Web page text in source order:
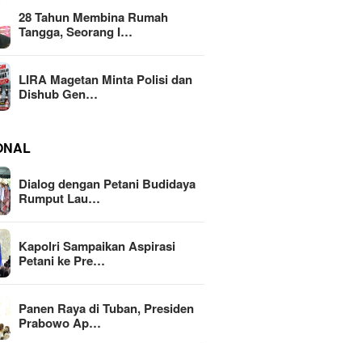
28 Tahun Membina Rumah
Tangga, Seorang I…
LIRA Magetan Minta Polisi dan
Dishub Gen…
Dialog dengan Petani Budidaya
Rumput Lau…
Kapolri Sampaikan Aspirasi
Petani ke Pre…
Panen Raya di Tuban, Presiden
Prabowo Ap…